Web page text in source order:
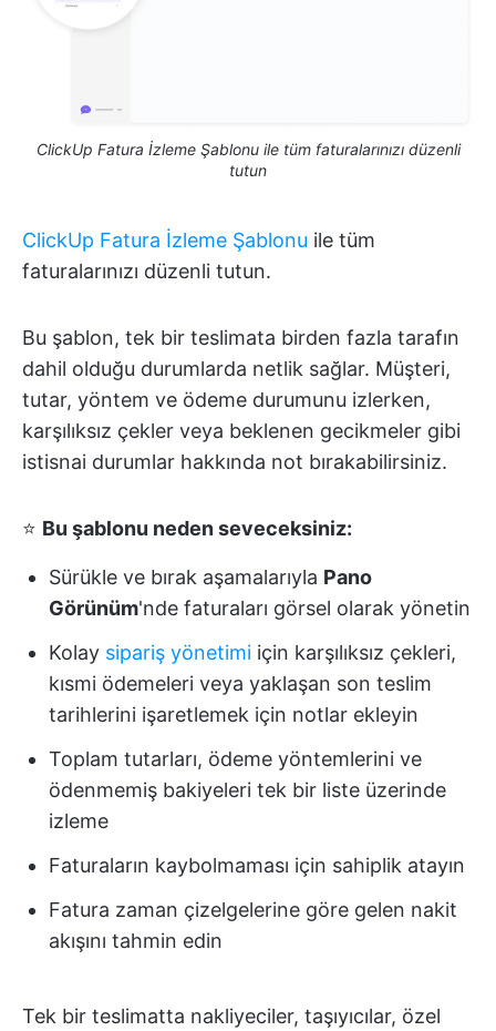
ClickUp Fatura İzleme Şablonu ile tüm faturalarınızı düzenli
tutun
ClickUp Fatura İzleme Şablonu ile tüm
faturalarınızı düzenli tutun.
Bu şablon, tek bir teslimata birden fazla tarafın
dahil olduğu durumlarda netlik sağlar. Müşteri,
tutar, yöntem ve ödeme durumunu izlerken,
karşılıksız çekler veya beklenen gecikmeler gibi
istisnai durumlar hakkında not bırakabilirsiniz.
⭐ Bu şablonu neden seveceksiniz:
Sürükle ve bırak aşamalarıyla Pano
Görünüm'nde faturaları görsel olarak yönetin
Kolay sipariş yönetimi için karşılıksız çekleri,
kısmi ödemeleri veya yaklaşan son teslim
tarihlerini işaretlemek için notlar ekleyin
Toplam tutarları, ödeme yöntemlerini ve
ödenmemiş bakiyeleri tek bir liste üzerinde
izleme
Faturaların kaybolmaması için sahiplik atayın
Fatura zaman çizelgelerine göre gelen nakit
akışını tahmin edin
Tek bir teslimatta nakliyeciler, taşıyıcılar, özel